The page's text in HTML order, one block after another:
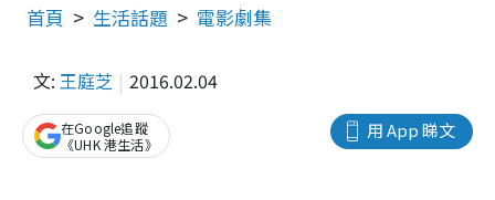
首頁 生活話題 電影劇集
文: 王庭芝 2016.02.04
用 App 睇文
在Google追蹤
《UHK 港生活》